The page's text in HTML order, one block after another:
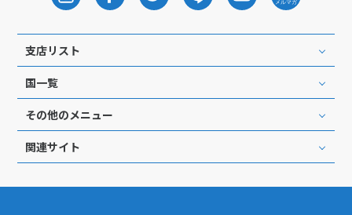
支店リスト
国一覧
その他のメニュー
関連サイト